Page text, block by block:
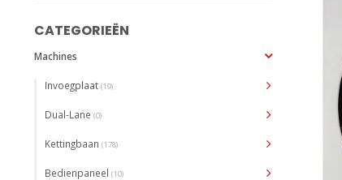
CATEGORIEËN
Machines
Invoegplaat (19)
Dual-Lane (0)
Kettingbaan (178)
Bedienpaneel (10)